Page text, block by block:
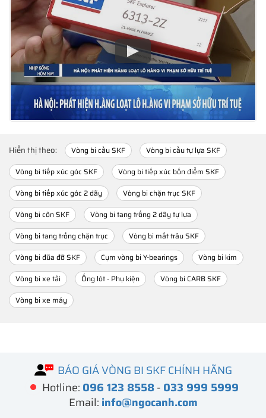
Hiển thị theo: Vòng bi cầu SKF
Vòng bi cầu tự lựa SKF
Vòng bi tiếp xúc góc SKF
Vòng bi tiếp xúc bốn điểm SKF
Vòng bi tiếp xúc góc 2 dãy
Vòng bi chặn trục SKF
Vòng bi côn SKF
Vòng bi tang trống 2 dãy tự lựa
Vòng bi tang trống chặn trục
Vòng bi mắt trâu SKF
Vòng bi đũa đỡ SKF
Cụm vòng bi Y-bearings
Vòng bi kim
Vòng bi xe tải
Ống lót - Phụ kiện
Vòng bi CARB SKF
Vòng bi xe máy
BÁO GIÁ VÒNG BI SKF CHÍNH HÃNG
Hotline: 096 123 8558- 033 999 5999
Email: info@ngocanh.com